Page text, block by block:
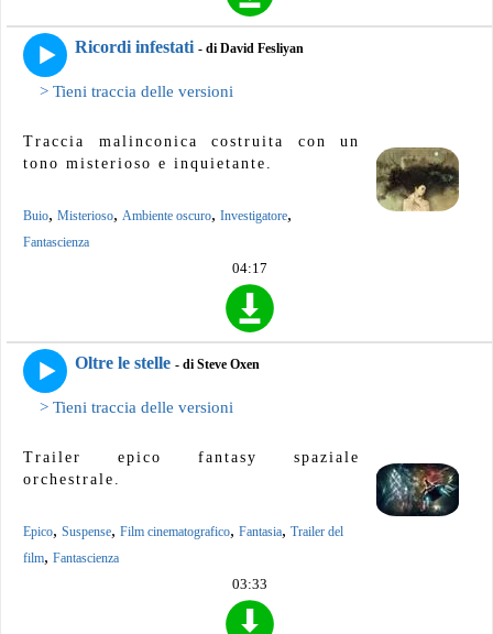
Ricordi infestati - di David Fesliyan
> Tieni traccia delle versioni
Traccia malinconica costruita con un
tono misterioso e inquietante.
Buio, Misterioso, Ambiente oscuro, Investigatore,
Fantascienza
04:17
Oltre le stelle - di Steve Oxen
> Tieni traccia delle versioni
Trailer epico fantasy spaziale
orchestrale.
Epico, Suspense, Film cinematografico, Fantasia, Trailer del
film, Fantascienza
03:33